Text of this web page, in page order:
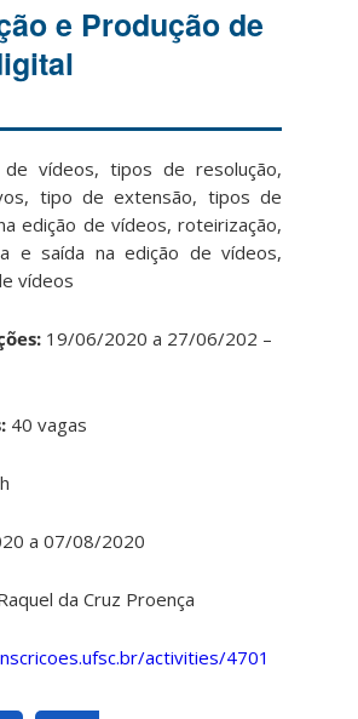
e Produção de
de vídeos, tipos de resolução,
tipo de extensão, tipos de
edição de vídeos, roteirização,
e saída na edição de vídeos,
vídeos
19/06/2020 a 27/06/202 –
40 vagas
a 07/08/2020
da Cruz Proença
activities/4701